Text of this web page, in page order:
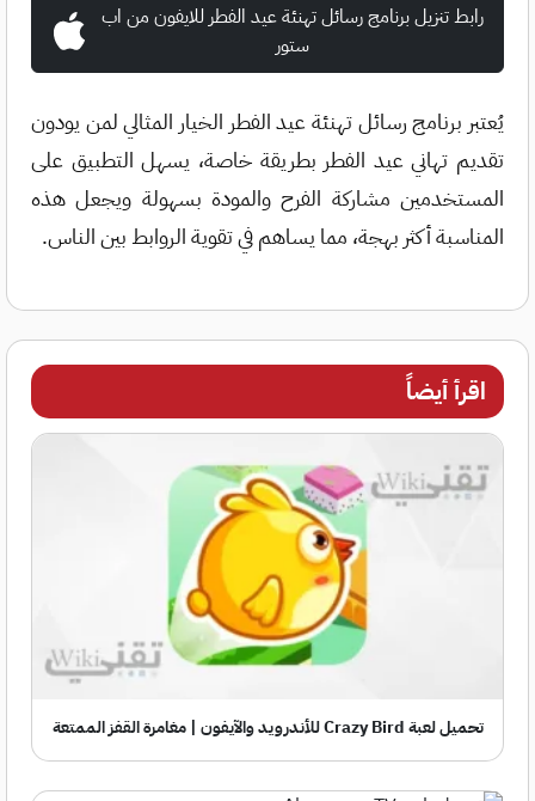
رابط تنزيل برنامج رسائل تهنئة عيد الفطر للايفون من اب
ستور
يُعتبر برنامج رسائل تهنئة عيد الفطر الخيار المثالي لمن يودون
تقديم تهاني عيد الفطر بطريقة خاصة، يسهل التطبيق على
المستخدمين مشاركة الفرح والمودة بسهولة ويجعل هذه
المناسبة أكثر بهجة، مما يساهم في تقوية الروابط بين الناس.
اقرأ أيضاً
تحميل لعبة Crazy Bird للأندرويد والآيفون | مغامرة القفز الممتعة